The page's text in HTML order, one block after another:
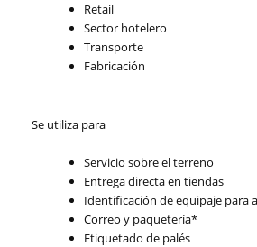
Retail
Sector hotelero
Transporte
Fabricación
Se utiliza para
Servicio sobre el terreno
Entrega directa en tiendas
Identificación de equipaje para
Correo y paquetería*
Etiquetado de palés